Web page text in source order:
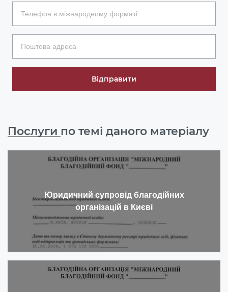
Відправити
Послуги по темі даного матеріалу
Юридичний супровід благодійних
організацій в Києві